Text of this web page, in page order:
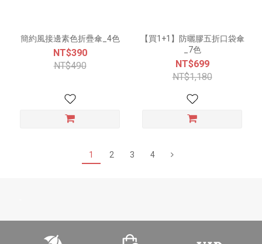
簡約風接邊素色折疊傘_4色
NT$390
NT$490
【買1+1】防曬膠五折口袋傘
_7色
NT$699
NT$1,180
1 2 3 4